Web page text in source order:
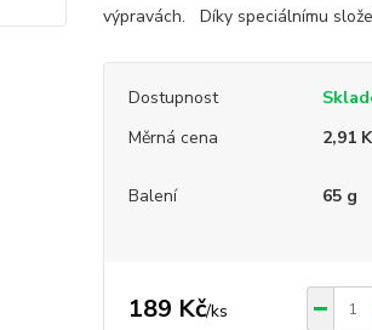
výpravách. Díky speciálnímu
Dostupnost
Měrná cena
2,91
Balení 65 g
189 Kč/ks